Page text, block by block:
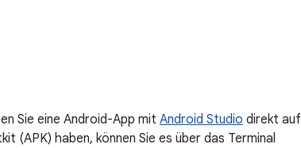
Sie eine Android-App mit Android Studio direkt auf
(APK) haben, können Sie es über das Terminal